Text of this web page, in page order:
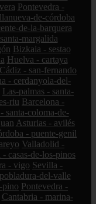
Pontevedra -
de-córdoba
de-la-barquera
margalida
Bizkaia - sestao
Huelva - cartaya
Cádiz - san-fernando
- cerdanyola-del-
Las-palmas - santa-
riu Barcelona -
santa-coloma-de-
Asturias - avilés
- puente-genil
Valladolid -
- casas-de-los-pinos
- vigo Sevilla -
del-valle
pino Pontevedra -
Cantabria - marina-